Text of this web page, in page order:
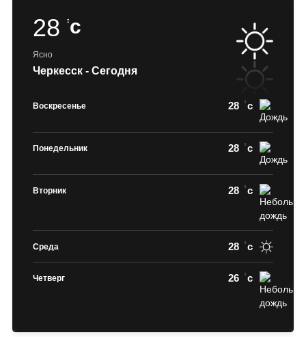
28 c
Ясно
Черкесск - Сегодня
Воскресенье 28 c
Понедельник 28 c
Вторник 28 c
Среда 28 c
Четверг 26 c